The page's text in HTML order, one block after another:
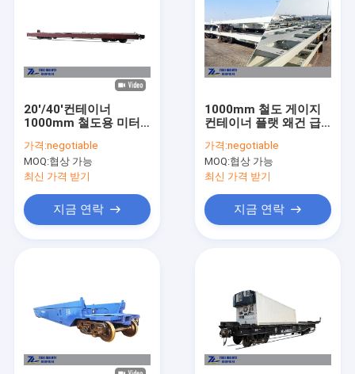
20'/40'컨테이너
1000mm 철도용 미터
왜건
가격:negotiable
MOQ:협상 가능
최신 가격 받기
지금 연락
1000mm 철도 게이지
컨테이너 플랫 왜건 급
브레이크 왜건
가격:negotiable
MOQ:협상 가능
최신 가격 받기
지금 연락